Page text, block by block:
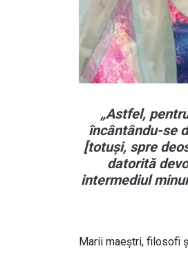
„Astfel,
încântându-se
[totuși, spre
datorită
intermediul
Marii maeștri, filosofi